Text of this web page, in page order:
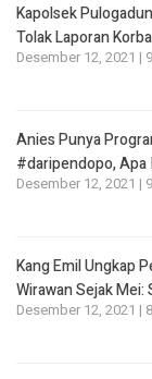
Kapolsek
Tolak Laporan
Desember 12, 2021 |
Anies Punya
#daripendopo, Apa
Desember 12, 2021 |
Kang Emil Ungkap
Wirawan Sejak
Desember 12, 2021 |